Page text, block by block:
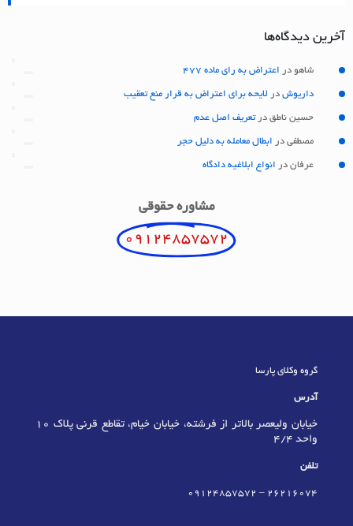
آخرین دیدگاه‌ها
شاهو در اعتراض به رای ماده 477
داریوش در لایحه برای اعتراض به قرار منع تعقیب
حسین ناطق درتعریف اصل عدم
مصطفی در ابطال معامله به دلیل حجر
عرفان در انواع ابلاغیه دادگاه
مشاوره حقوقی
09124857572
گروه وکلای پارسا
آدرس
خیابان ولیعصر بالاتر از فرشته، خیابان خیام، تقاطع قرنی پلاک 10
واحد 4/4
تلفن
٢٦٢١٦٠٧٤ –
09124857572